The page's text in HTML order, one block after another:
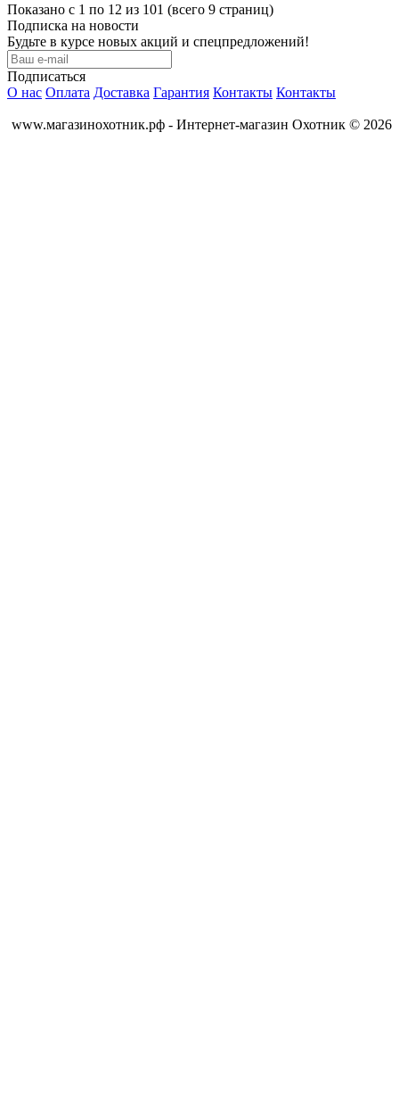
Показано с 1 по 12 из 101 (всего 9 страниц)
Подписка на новости
Будьте в курсе новых акций и спецпредложений!
Подписаться
О нас Оплата Доставка Гарантия Контакты Контакты
www.магазинохотник.рф - Интернет-магазин Охотник © 2026